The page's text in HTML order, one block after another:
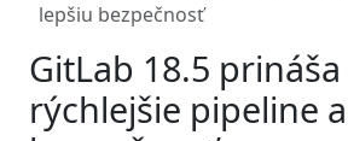
lepšiu bezpečnosť
GitLab 18.5
rýchlejšie pipeline